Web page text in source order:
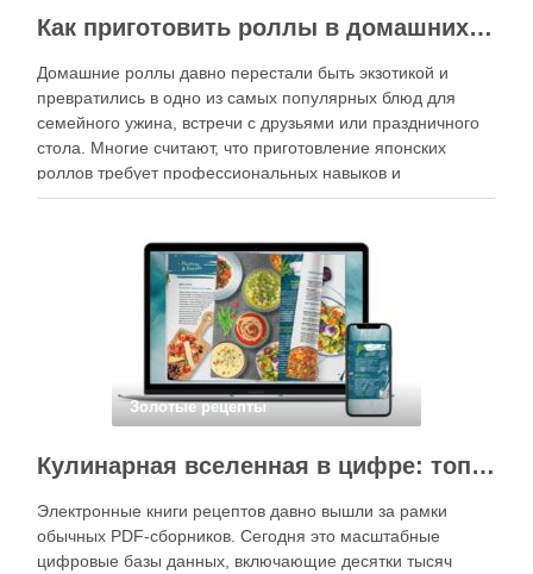
Как приготовить роллы в домашних условиях?
Домашние роллы давно перестали быть экзотикой и
превратились в одно из самых популярных блюд для
семейного ужина, встречи с друзьями или праздничного
стола. Многие считают, что приготовление японских
роллов требует профессиональных навыков и
специального оборудования, однако на практике сделать
кухне. Главное — …
Золотые рецепты
Кулинарная вселенная в цифре: топ-3 самых больших электронных книг рецептов
Электронные книги рецептов давно вышли за рамки
обычных PDF-сборников. Сегодня это масштабные
цифровые базы данных, включающие десятки тысяч